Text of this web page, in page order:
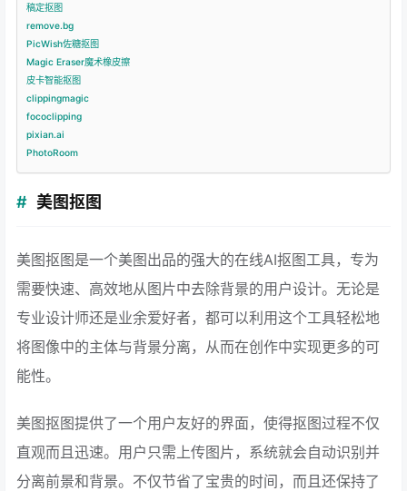
稿定抠图
remove.bg
PicWish佐糖抠图
Magic Eraser魔术橡皮擦
皮卡智能抠图
clippingmagic
fococlipping
pixian.ai
PhotoRoom
美图抠图
美图抠图是一个美图出品的强大的在线AI抠图工具，专为
需要快速、高效地从图片中去除背景的用户设计。无论是
专业设计师还是业余爱好者，都可以利用这个工具轻松地
将图像中的主体与背景分离，从而在创作中实现更多的可
能性。
美图抠图提供了一个用户友好的界面，使得抠图过程不仅
直观而且迅速。用户只需上传图片，系统就会自动识别并
分离前景和背景。不仅节省了宝贵的时间，而且还保持了